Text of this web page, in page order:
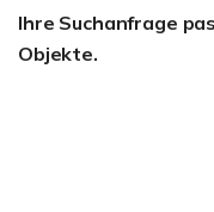
Ihre Suchanfrage
Objekte.